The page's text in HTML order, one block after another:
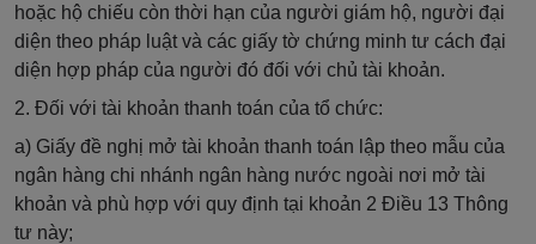
hoặc hộ chiếu còn thời hạn của người giám hộ, người đại
diện theo pháp luật và các giấy tờ chứng minh tư cách đại
diện hợp pháp của người đó đối với chủ tài khoản.
2. Đối với tài khoản thanh toán của tổ chức:
a) Giấy đề nghị mở tài khoản thanh toán lập theo mẫu của
ngân hàng chi nhánh ngân hàng nước ngoài nơi mở tài
khoản và phù hợp với quy định tại khoản 2 Điều 13 Thông
tư này;